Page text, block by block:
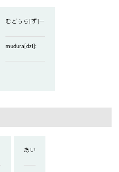
むどぅら[ず]ー
mudura[dzI]:
あい